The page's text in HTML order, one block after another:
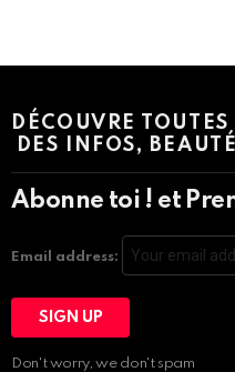
DÉCOUVRE
DES INFOS,
Abonne toi ! et
Email address:
Don't worry, we don't spam